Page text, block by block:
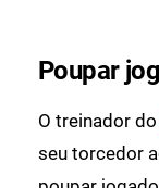
Poupar
O treinador do
seu torcedor